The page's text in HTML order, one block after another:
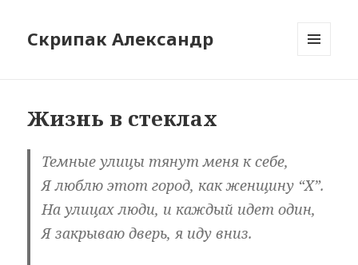
Скрипак Александр
Жизнь в стеклах
Темные улицы тянут меня к себе,
Я люблю этот город, как женщину “Х”.
На улицах люди, и каждый идет один,
Я закрываю дверь, я иду вниз.